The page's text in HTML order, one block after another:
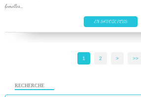
femelles...
EN SAVOIR PLUS
1 2 > >>
RECHERCHE